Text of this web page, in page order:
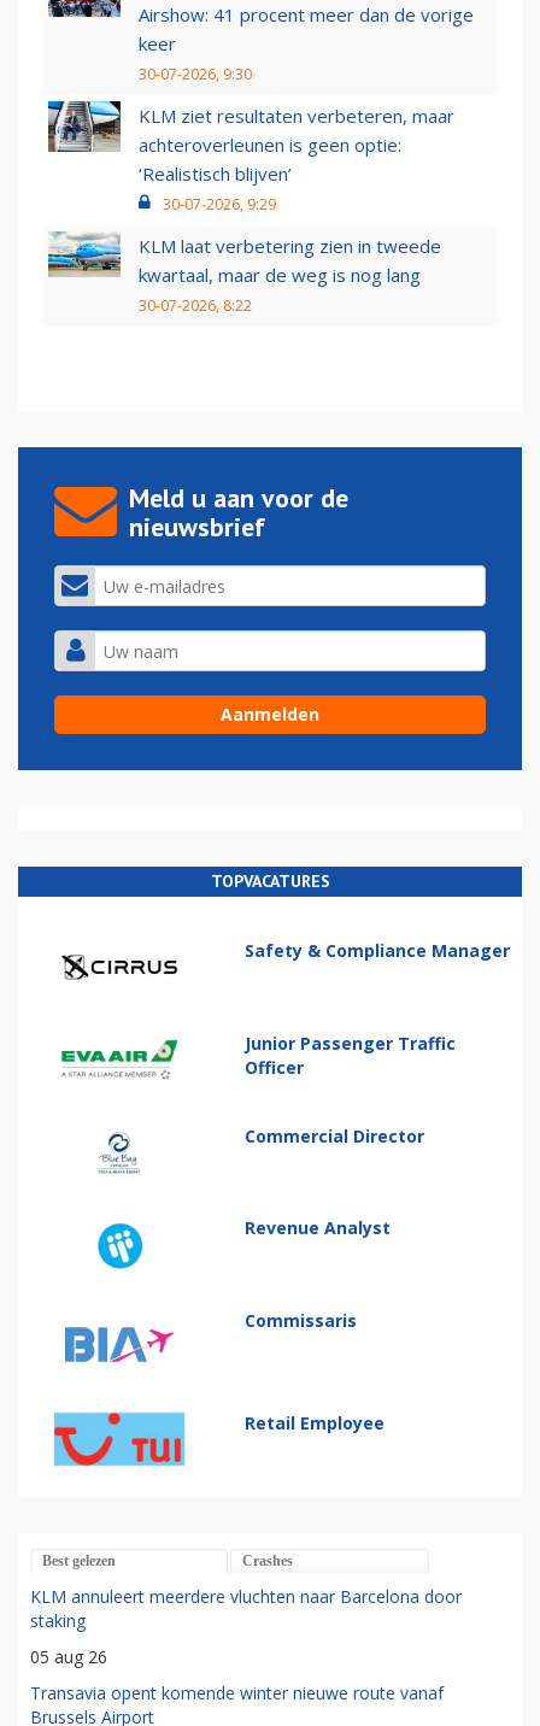
Airshow: 41 procent meer dan de vorige
keer
30-07-2026, 9:30
KLM ziet resultaten verbeteren, maar
achteroverleunen is geen optie:
‘Realistisch blijven’
30-07-2026, 9:29
KLM laat verbetering zien in tweede
kwartaal, maar de weg is nog lang
30-07-2026, 8:22
Meld u aan voor de
nieuwsbrief
TOPVACATURES
Safety & Compliance Manager
Junior Passenger Traffic
Officer
Commercial Director
Revenue Analyst
Commissaris
Retail Employee
Best gelezen Crashes
KLM annuleert meerdere vluchten naar Barcelona door
staking
05 aug 26
Transavia opent komende winter nieuwe route vanaf
Brussels Airport